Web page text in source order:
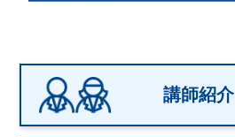
講師紹介